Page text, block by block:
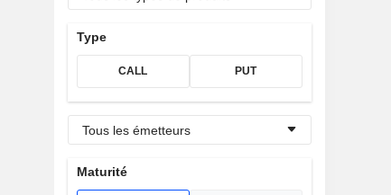
Type
CALL PUT
Tous les émetteurs
Maturité